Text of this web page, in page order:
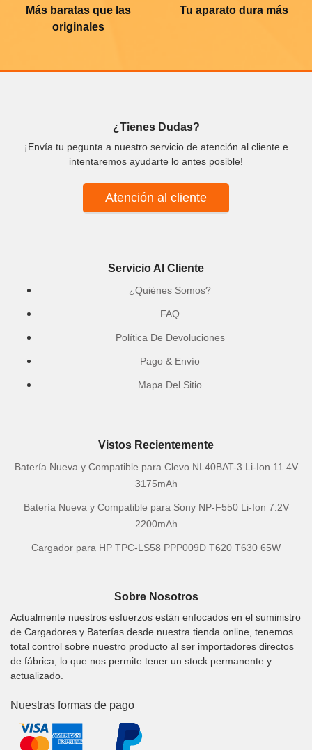
Más baratas que las
originales
Tu aparato dura más
¿Tienes Dudas?
¡Envía tu pegunta a nuestro servicio de atención al cliente e
intentaremos ayudarte lo antes posible!
Atención al cliente
Servicio Al Cliente
¿Quiénes Somos?
FAQ
Política De Devoluciones
Pago & Envío
Mapa Del Sitio
Vistos Recientemente
Batería Nueva y Compatible para Clevo NL40BAT-3 Li-Ion 11.4V
3175mAh
Batería Nueva y Compatible para Sony NP-F550 Li-Ion 7.2V
2200mAh
Cargador para HP TPC-LS58 PPP009D T620 T630 65W
Sobre Nosotros
Actualmente nuestros esfuerzos están enfocados en el suministro
de Cargadores y Baterías desde nuestra tienda online, tenemos
total control sobre nuestro producto al ser importadores directos
de fábrica, lo que nos permite tener un stock permanente y
actualizado.
Nuestras formas de pago